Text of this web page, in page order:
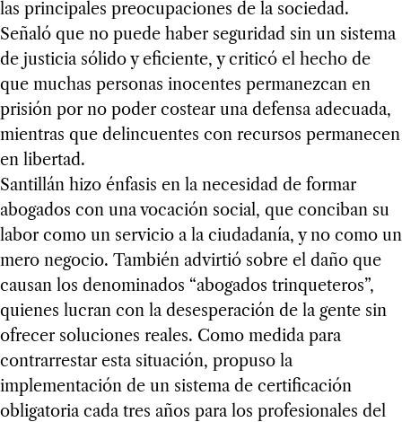
las principales preocupaciones de la sociedad.
Señaló que no puede haber seguridad sin un sistema
de justicia sólido y eficiente, y criticó el hecho de
que muchas personas inocentes permanezcan en
prisión por no poder costear una defensa adecuada,
mientras que delincuentes con recursos permanecen
en libertad.
Santillán hizo énfasis en la necesidad de formar
abogados con una vocación social, que conciban su
labor como un servicio a la ciudadanía, y no como un
mero negocio. También advirtió sobre el daño que
causan los denominados “abogados trinqueteros”,
quienes lucran con la desesperación de la gente sin
ofrecer soluciones reales. Como medida para
contrarrestar esta situación, propuso la
implementación de un sistema de certificación
obligatoria cada tres años para los profesionales del